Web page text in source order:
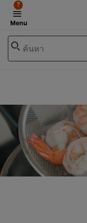
Menu
?
ค้นหา